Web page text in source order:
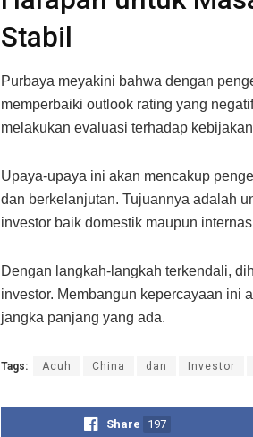
Stabil
Purbaya meyakini bahwa dengan
memperbaiki outlook rating yang
melakukan evaluasi terhadap
Upaya-upaya ini akan mencakup
dan berkelanjutan. Tujuannya adalah
investor baik domestik maupun
Dengan langkah-langkah terkendali,
investor. Membangun kepercayaan ini
jangka panjang yang ada.
Tags: Acuh China dan Investor
Share 197